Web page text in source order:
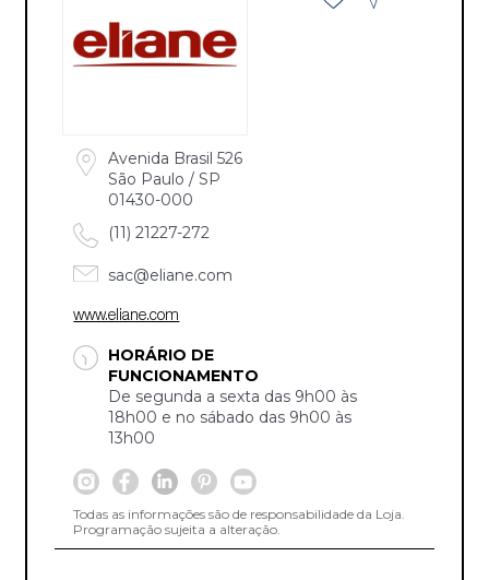
Avenida Brasil 526
São Paulo / SP
01430-000
(11) 21227-272
sac@eliane.com
www.eliane.com
HORÁRIO DE
FUNCIONAMENTO
De segunda a sexta das 9h00 às
18h00 e no sábado das 9h00 às
13h00
Todas as informações são de responsabilidade da Loja.
Programação sujeita a alteração.